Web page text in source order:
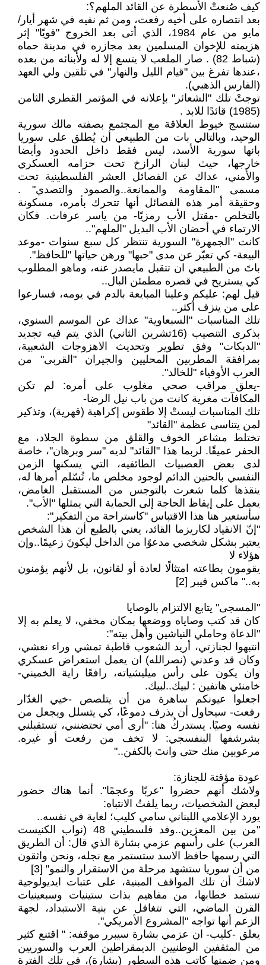
كيف صُنعتْ الأسطرة عن القائد الملهم؟:
بعد انتصاره على أخيه رفعت، ومن ثم نفيه في شهر أيار/
مايو من عام 1984، الذي أتى بعد الخروج "قويًا" إثر
هزيمته للإخوان المسلمين بعد مجازره في مدينة حماه
(شباط 82) . صار الملعب لا يتسع إلا له ولأبنائه من بعده
،عندها تفرغ بين "قيام الليل والنهار" في تلقين ولي العهد
(الفارس الذهبي).
توجتْ تلك "الشعائر" بإعلانه في المؤتمر القطري الثامن
(1985) قائدًا للابد .
ستنسج خيوط العلاقة مع المجتمع بصفته مالك سورية
الوحيد، وبالتالي بات من الطبيعي أن يُطلق على سوريا
بانها سورية الأسد، ليس فقط داخل الحدود وأيضا
خارجها، حيث لبنان الرازخ تحت حزامه العسكري
والأمني، عداك عن الفصائل العشر الفلسطينية تحت
مسمى "المقاومة والممانعة..والصمود والتصدي" .
وحقيقة أمر هذه الفصائل أنها تتحرك بأمره، مسكونة
بالتخلص -مقتل الأب رمزيًا- من ياسر عرفات. فكان
الارتماء في أحضان الأب البديل "الملهم"..
كانت "الجمهرة" السورية تنتظر كل سبع سنوات -موعد
البيعة- كي تعبّر عن مدى "حبها" ورهن حياتها "للحافظ".
باتَ من الطبيعي ان تتقبل مايصدر عنه، وماهو المطلوب
كي يستريح في قصره مطمئن البال..
قيل لهم: عليكم وعلينا المبايعة بالدم في يومه، فسارعوا
على من ينزف أكثر..
تلك المناسبات "السبعاوية" عداك عن الموسم السنوي،
بذكرى التنصيب (16تشرين الثاني) الذي يتم فيه تجديد
"الدبكات" وفق تطوير وتحديث الاهزوجات الشعبية،
بمرافقة المطربين المحليين والجيران "القربى" من
العرب الأوفياء "للخالد".
-يعلق مراقب صحي مغلوب على أمره: لم تكن
المكافآت مغرية كانت من باب نيل الرضا-
تلك المناسبات ليستْ إلا طقوس إكراهية (قهرية)، وتذكير
لمن يتناسى عظمة "القائد"
تختلط مشاعر الخوف والقلق من سطوة الجلاد، مع
الحفر عميقًا. لربما هذا "القائد" لديه "سر وبرهان"، خاصة
لدى بعض العصبيات الطائفيه، التي يسكنها الزمن
النفسي بالحنين الدائم لوجود مخلص ما، تُسّلم أمرها له،
ينقذها كلما شعرت بالتوجس من المستقبل الغامض،
يعمل على إيقاظ الحاجة إلى الحماية التي يمثلها "الأب".
سأستعير هنا هذا الاقتباس "كاستراحة من التفكير":
"إنّ الانقياد لكاريزما القائد، يعني بالطبع أن هذا الشخص
يعتبر بشكل شخصي مدعوًا من الداخل ليكونَ زعيمًا..وإن
هؤلاء لا
يقومون بطاعته امتثالًا لعادة أو لقانون، بل لأنهم يؤمنون
به.." ماكس فيبر [2]
"المسجى" يتابع الالتزام بالوصايا
كان قد كتب وصاياه ووضعها بمكان مخفي، لا يعلم به إلا
"الدعاة وحاملي النياشين وأهل بيته":
انتبهوا لجنازتي، أريد الشعوب قاطبة تمشي وراء نعشي،
وكان قد وعدني (نصرالله) ان يعمل استعراض عسكري
وان يكون على رأس ميليشياته، رافعًا راية الخميني-
خامنئي هاتفين : لبيك..لبيك.
اجعلوا عيونكم ساهرة من أن يتلصص -خيي الغدّار
رفعت- سيحاول أن يذرف دموعًا، كي يتسلل ويجعل من
نفسه وصيًا. يستدركُ هنا: "أرى أمي تحتضنني، تستقبلني
بشرشفها البنفسجي: لا تخف من رفعت أو غيره.
مرعوبين منك حتى وانتَ بالكفن.."
عودة مؤقتة للجنازة:
ولاشك أنهم حضروا "عربًا وعجمًا". أنما هناك حضور
لبعض الشخصيات، ربما يلفتُ الانتباه:
يورد الإعلامي اللبناني سامي كليب؛ لغاية في نفسه..
"من بين المعزين..وفد فلسطيني 48 (نواب الكنيست
العرب) على رأسهم عزمي بشارة الذي قال: أن الطريق
التي رسمها حافظ الاسد ستستمر مع نجله، ونحن واثقون
من أن سوريا ستشهد مرحلة من الاستقرار والنمو" [3]
لاشكَ أن تلك المواقف المبنية، على عتبات ايديولوجية
تستمد خطابها، من مفاهيم بذات ستينيات وسبعينيات
القرن الماضي، التي تتغافل عن بنية الاستبداد، لجهة
الزعم أنها تواجه "المشروع الأمريكي".
يعلق -كليب- ان عزمي بشارة سيبرر موقفه: " اقتنع كثير
من المثقفين الوطنيين الديمقراطين العرب والسوريين
ومن ضمنها كاتب هذه السطور (بشارة)، في تلك الفترة